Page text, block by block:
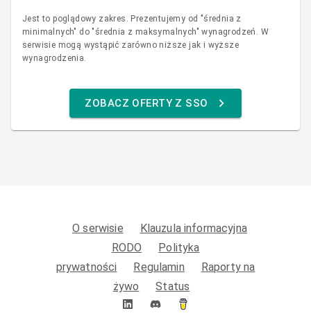
Jest to poglądowy zakres. Prezentujemy od "średnia z
minimalnych" do "średnia z maksymalnych" wynagrodzeń. W
serwisie mogą wystąpić zarówno niższe jak i wyższe
wynagrodzenia.
ZOBACZ OFERTY Z SSO
O serwisie
Klauzula informacyjna
RODO
Polityka
prywatności
Regulamin
Raporty na
żywo
Status